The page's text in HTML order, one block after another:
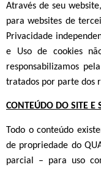
Através de seu
para websites de
Privacidade
e Uso de cookies
responsabilizamos
tratados por parte dos
CONTEÚDO DO SITE E
Todo o conteúdo
de propriedade do
parcial – para uso